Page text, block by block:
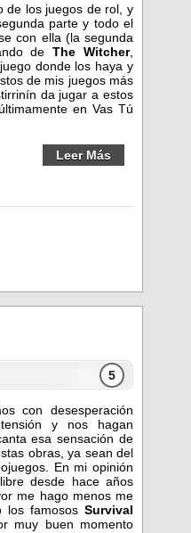
de los juegos de rol, y
parte y todo el
con ella (la segunda
deThe Witcher,
juego donde los haya y
de mis juegos más
da jugar a estos
en Vas Tú
Leer Más
5
con desesperación
y nos hagan
esa sensación de
obras, ya sean del
En mi opinión
desde hace años
me hago menos me
los famosos Survival
muy buen momento